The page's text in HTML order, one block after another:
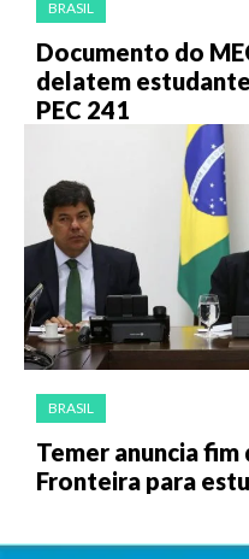
BRASIL
Documento do
delatem
PEC 241
BRASIL
Temer anuncia fim
Fronteira para